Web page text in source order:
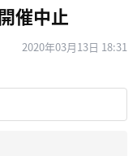
催中止
2020年03月13日 18:31